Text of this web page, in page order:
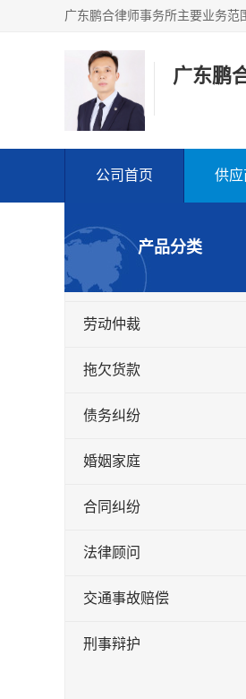
广东鹏
公司首页 供
产品分类
劳动仲裁
拖欠货款
债务纠纷
婚姻家庭
合同纠纷
法律顾问
交通事故赔偿
刑事辩护